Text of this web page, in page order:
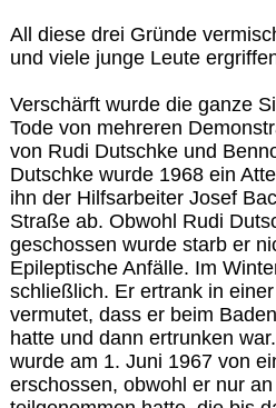
All diese drei Gründe
und viele junge Leute
Verschärft wurde die ganze
Tode von mehreren
von Rudi Dutschke und
Dutschke wurde 1968 ein
ihn der Hilfsarbeiter Josef
Straße ab. Obwohl Rudi
geschossen wurde starb er
Epileptische Anfälle. Im
schließlich. Er ertrank in
vermutet, dass er beim
hatte und dann ertrunken
wurde am 1. Juni 1967 von
erschossen, obwohl er nur